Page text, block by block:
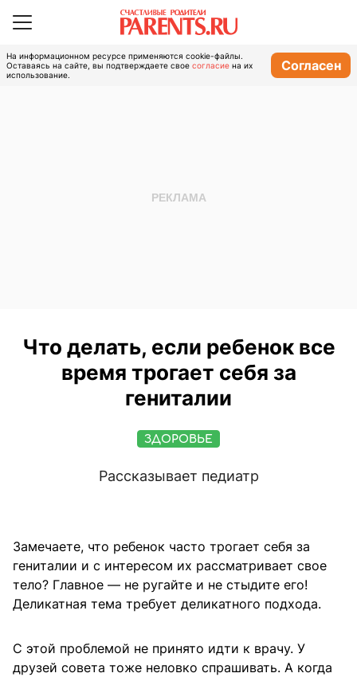
На информационном ресурсе применяются cookie-файлы.
Оставаясь на сайте, вы подтверждаете свое согласие на их
использование.
Согласен
Что делать, если ребенок все
время трогает себя за
гениталии
ЗДОРОВЬЕ
Рассказывает педиатр
Замечаете, что ребенок часто трогает себя за
гениталии и с интересом их рассматривает свое
тело? Главное — не ругайте и не стыдите его!
Деликатная тема требует деликатного подхода.
С этой проблемой не принято идти к врачу. У
друзей совета тоже неловко спрашивать. А когда